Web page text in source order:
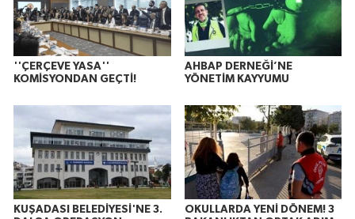
''ÇERÇEVE YASA''
KOMİSYONDAN GEÇTİ!
AHBAP DERNEĞİ’NE
YÖNETİM KAYYUMU
KUŞADASI BELEDİYESİ'NE 3.
OKULLARDA YENİ DÖNEM! 3